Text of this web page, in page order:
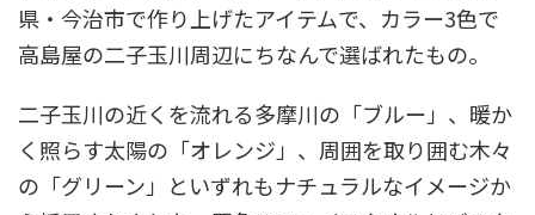
県・今治市で作り上げたアイテムで、カラー3色で
高島屋の二子玉川周辺にちなんで選ばれたもの。
二子玉川の近くを流れる多摩川の「ブルー」、暖か
く照らす太陽の「オレンジ」、周囲を取り囲む木々
の「グリーン」といずれもナチュラルなイメージか